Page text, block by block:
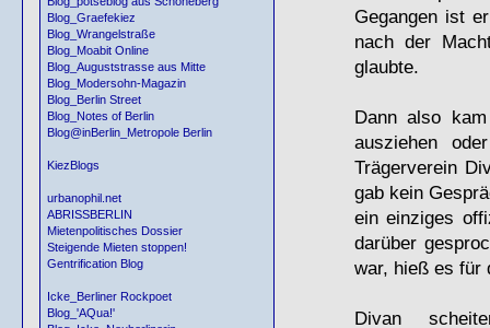
Blog_Graefekiez
Blog_Wrangelstraße
Blog_Moabit Online
Blog_Auguststrasse aus Mitte
Blog_Modersohn-Magazin
Blog_Berlin Street
Blog_Notes of Berlin
Blog@inBerlin_Metropole Berlin
KiezBlogs
urbanophil.net
ABRISSBERLIN
Mietenpolitisches Dossier
Steigende Mieten stoppen!
Gentrification Blog
Icke_Berliner Rockpoet
Blog_'AQua!'
Gegangen ist
nach der
glaubte.
Dann also
ausziehen
Trägerverein
gab kein
ein einziges
darüber
war, hieß es für
Divan